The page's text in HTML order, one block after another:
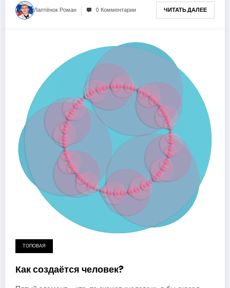
Лаптёнок Роман 0 Комментарии ЧИТАТЬ ДАЛЕЕ
ТОПОВАЯ
Как создаётся человек?